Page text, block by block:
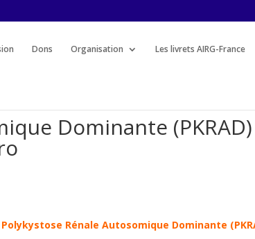
Dons Organisation Les livrets AIRG-France
Dominante (PKRAD)
Polykystose Rénale Autosomique Dominante